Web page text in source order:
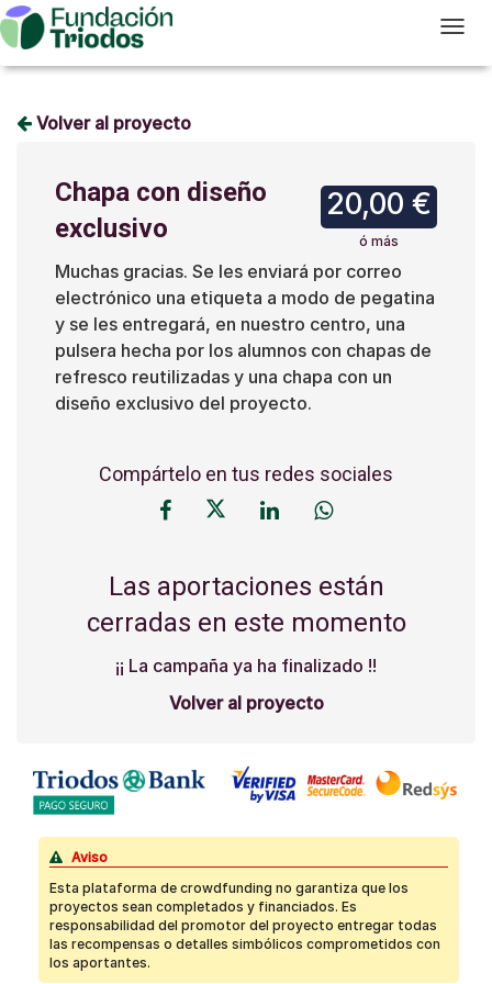
T
Volver al proyecto
20,00 €
ó más
Chapa con diseño
exclusivo
Muchas gracias. Se les enviará por correo
electrónico una etiqueta a modo de pegatina
y se les entregará, en nuestro centro, una
pulsera hecha por los alumnos con chapas de
refresco reutilizadas y una chapa con un
diseño exclusivo del proyecto.
Compártelo en tus redes sociales
Las aportaciones están
cerradas en este momento
¡¡ La campaña ya ha finalizado !!
Volver al proyecto
Aviso
Esta plataforma de crowdfunding no garantiza que los
proyectos sean completados y financiados. Es
responsabilidad del promotor del proyecto entregar todas
las recompensas o detalles simbólicos comprometidos con
los aportantes.